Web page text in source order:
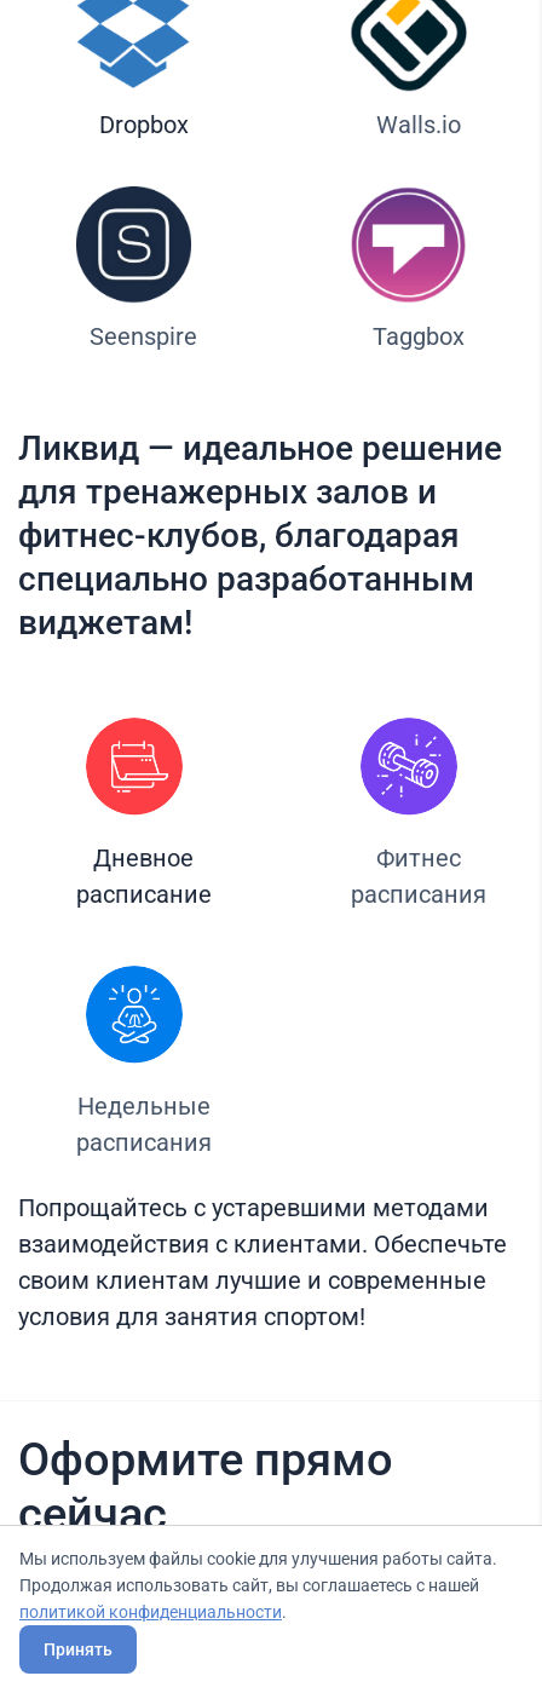
Dropbox Walls.io
Seenspire Taggbox
Ликвид — идеальное решение
для тренажерных залов и
фитнес-клубов, благодарая
специально разработанным
виджетам!
Дневное
расписание
Фитнес
расписания
Недельные
расписания
Попрощайтесь с устаревшими методами
взаимодействия с клиентами. Обеспечьте
своим клиентам лучшие и современные
условия для занятия спортом!
Оформите прямо
сейчас
Нашли вариант выгоднее? Сообщите нам
об этом, и мы подберем для Вас выгодные
Мы используем файлы cookie для улучшения работы сайта.
Продолжая использовать сайт, вы соглашаетесь с нашей
политикой конфиденциальности.
Принять